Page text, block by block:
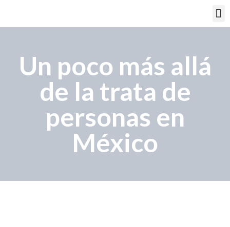
Un poco más allá
de la trata de
personas en
México